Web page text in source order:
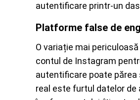
autentificare printr-un
Platforme false de
O variație mai
contul de Instagram
autentificare poate părea
real este furtul datelor de